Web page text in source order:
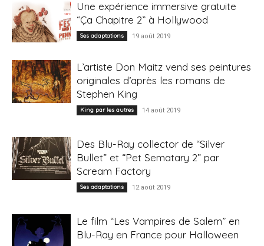
Une expérience immersive gratuite
“Ça Chapitre 2” à Hollywood
Ses adaptations 19 août 2019
L’artiste Don Maitz vend ses peintures
originales d’après les romans de
Stephen King
King par les autres 14 août 2019
Des Blu-Ray collector de “Silver
Bullet” et “Pet Sematary 2” par
Scream Factory
Ses adaptations 12 août 2019
Le film “Les Vampires de Salem” en
Blu-Ray en France pour Halloween